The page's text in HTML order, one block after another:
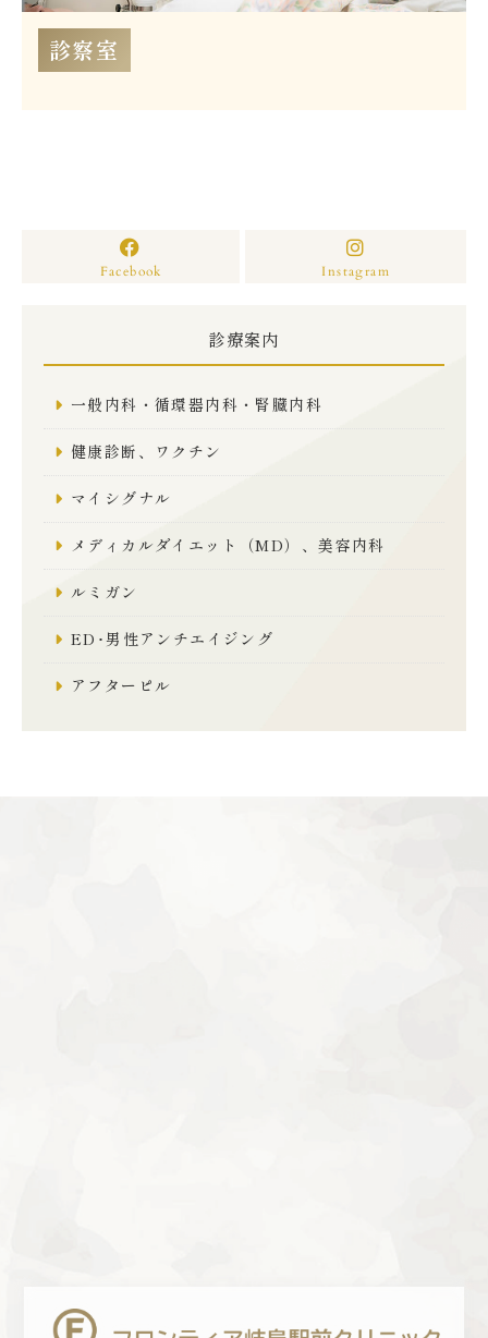
診察室
Facebook Instagram
診療案内
一般内科・循環器内科・腎臓内科
健康診断、ワクチン
マイシグナル
メディカルダイエット（MD）、美容内科
ルミガン
ED･男性アンチエイジング
アフターピル